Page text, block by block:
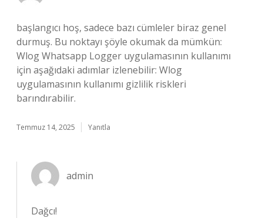
başlangıcı hoş, sadece bazı cümleler biraz genel
durmuş. Bu noktayı şöyle okumak da mümkün:
Wlog Whatsapp Logger uygulamasının kullanımı
için aşağıdaki adımlar izlenebilir: Wlog
uygulamasının kullanımı gizlilik riskleri
barındırabilir.
Temmuz 14, 2025 Yanıtla
admin
Dağcı!